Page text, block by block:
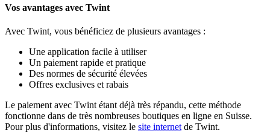
Vos avantages avec Twint
Avec Twint, vous bénéficiez de plusieurs avantages :
Une application facile à utiliser
Un paiement rapide et pratique
Des normes de sécurité élevées
Offres exclusives et rabais
Le paiement avec Twint étant déjà très répandu, cette méthode
fonctionne dans de très nombreuses boutiques en ligne en Suisse.
Pour plus d'informations, visitez le site internet de Twint.